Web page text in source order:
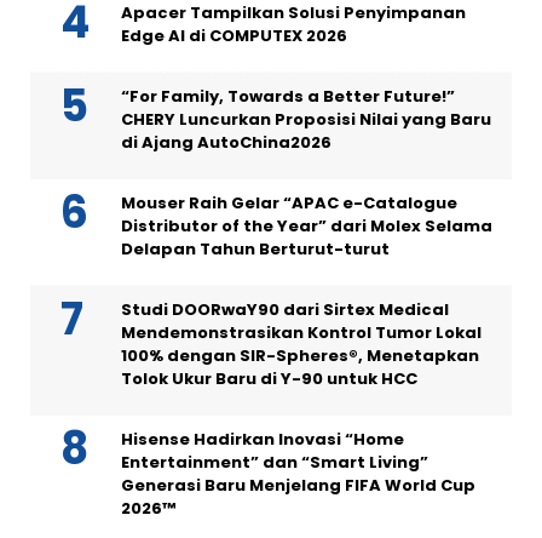
Apacer Tampilkan Solusi Penyimpanan
Edge AI di COMPUTEX 2026
“For Family, Towards a Better Future!”
CHERY Luncurkan Proposisi Nilai yang Baru
di Ajang AutoChina2026
Mouser Raih Gelar “APAC e-Catalogue
Distributor of the Year” dari Molex Selama
Delapan Tahun Berturut-turut
Studi DOORwaY90 dari Sirtex Medical
Mendemonstrasikan Kontrol Tumor Lokal
100% dengan SIR-Spheres®, Menetapkan
Tolok Ukur Baru di Y-90 untuk HCC
Hisense Hadirkan Inovasi “Home
Entertainment” dan “Smart Living”
Generasi Baru Menjelang FIFA World Cup
2026™